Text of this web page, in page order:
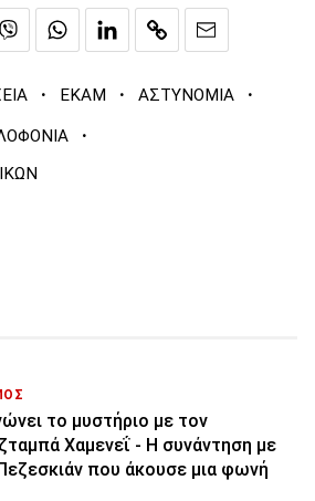
· ΕΚΑΜ · ΑΣΤΥΝΟΜΙΑ ·
·
το μυστήριο με τον
Χαμενεΐ - Η συνάντηση με
που άκουσε μια φωνή